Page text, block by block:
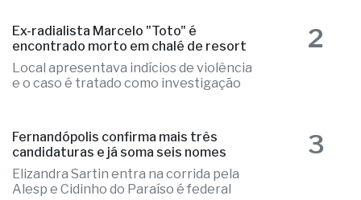
Ex-radialista Marcelo "Toto" é
encontrado morto em chalé de resort
Local apresentava indícios de violência
e o caso é tratado como investigação
2
Fernandópolis confirma mais três
candidaturas e já soma seis nomes
Elizandra Sartin entra na corrida pela
Alesp e Cidinho do Paraíso é federal
3